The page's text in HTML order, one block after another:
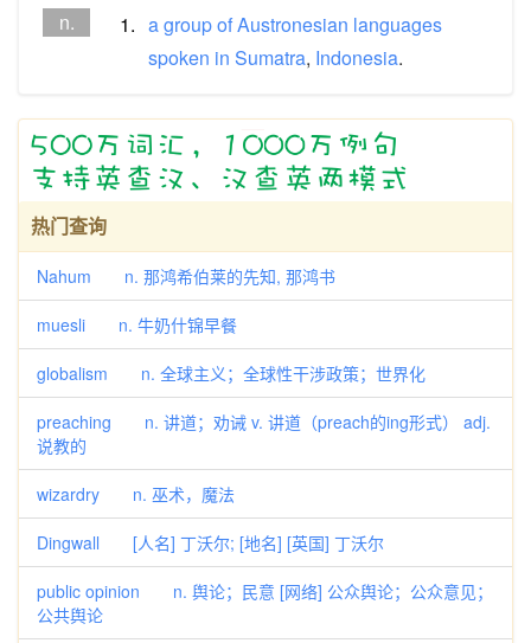
n.
1. agroupofAustronesian languages
spoken in Sumatra, Indonesia.
热门查询
Nahum n. 那鸿希伯莱的先知, 那鸿书
muesli n. 牛奶什锦早餐
globalism n. 全球主义；全球性干涉政策；世界化
preaching n. 讲道；劝诫 v. 讲道（preach的ing形式） adj.
说教的
wizardry n. 巫术，魔法
Dingwall [人名] 丁沃尔; [地名] [英国] 丁沃尔
public opinion n. 舆论；民意 [网络] 公众舆论；公众意见；
公共舆论